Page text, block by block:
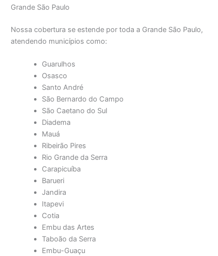
Grande São Paulo
Nossa cobertura se estende por toda a Grande São Paulo,
atendendo municípios como:
Guarulhos
Osasco
Santo André
São Bernardo do Campo
São Caetano do Sul
Diadema
Mauá
Ribeirão Pires
Rio Grande da Serra
Carapicuíba
Barueri
Jandira
Itapevi
Cotia
Embu das Artes
Taboão da Serra
Embu-Guaçu